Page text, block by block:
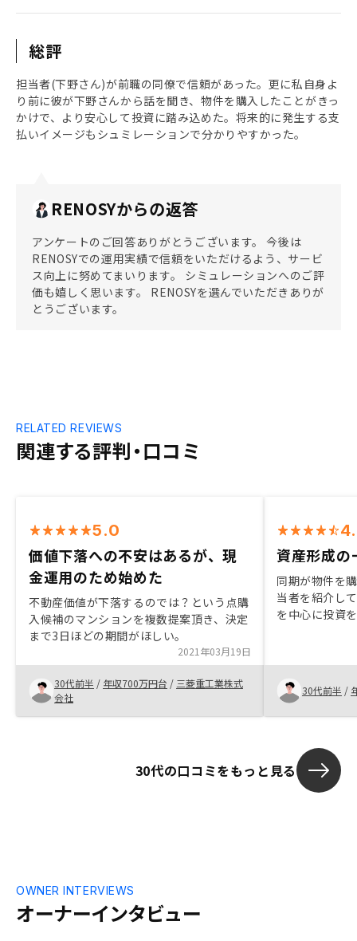
総評
担当者(下野さん)が前職の同僚で信頼があった。更に私自身よ
り前に彼が下野さんから話を聞き、物件を購入したことがきっ
かけで、より安心して投資に踏み込めた。将来的に発生する支
払いイメージもシュミレーションで分かりやすかった。
RENOSYからの返答
アンケートのご回答ありがとうございます。 今後は
RENOSYでの運用実績で信頼をいただけるよう、サービ
ス向上に努めてまいります。 シミュレーションへのご評
価も嬉しく思います。 RENOSYを選んでいただきありが
とうございます。
関連する評判・口コミ
RELATED REVIEWS
5.0
価値下落への不安はあるが、現
金運用のため始めた
不動産価値が下落するのでは？という点購
入候補のマンションを複数提案頂き、決定
まで3日ほどの期間がほしい。
2021年03月19日
30代前半 / 年収700万円台 / 三菱重工業株式
会社
資産形成の
同期が物件を
当者を紹介し
を中心に投資
分散の一つと
良いかと思い
30代前半 /
30代の口コミをもっと見る
オーナーインタビュー
OWNER INTERVIEWS